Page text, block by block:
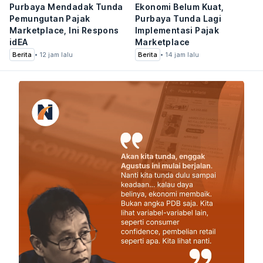
Purbaya Mendadak Tunda
Pemungutan Pajak
Marketplace, Ini Respons
idEA
Berita • 12 jam lalu
Ekonomi Belum Kuat,
Purbaya Tunda Lagi
Implementasi Pajak
Marketplace
Berita • 14 jam lalu